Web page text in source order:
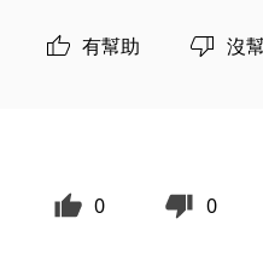
有幫助 沒
0 0